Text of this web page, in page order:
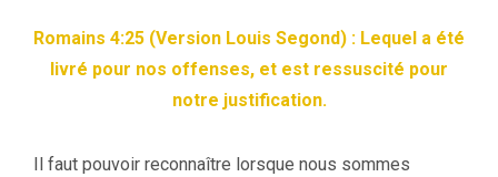
Romains 4:25 (Version Louis Segond) : Lequel a été
livré pour nos offenses, et est ressuscité pour
notre justification.
Il faut pouvoir reconnaître lorsque nous sommes